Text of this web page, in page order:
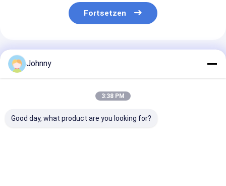
Fortsetzen
Empfohlene Produkte
Johnny
3:38 PM
Good day, what product are you looking for?